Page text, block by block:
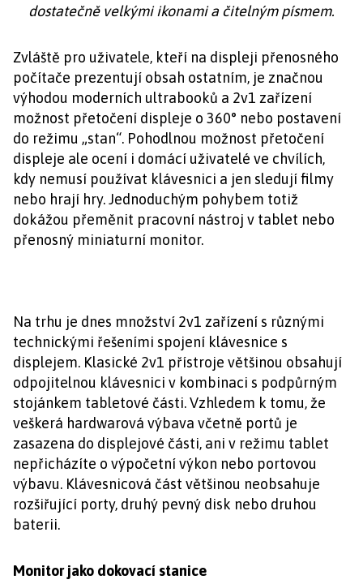
dostatečně velkými ikonami a čitelným písmem.
Zvláště pro uživatele, kteří na displeji přenosného
počítače prezentují obsah ostatním, je značnou
výhodou moderních ultrabooků a 2v1 zařízení
možnost přetočení displeje o 360° nebo postavení
do režimu „stan“. Pohodlnou možnost přetočení
displeje ale ocení i domácí uživatelé ve chvílích,
kdy nemusí používat klávesnici a jen sledují filmy
nebo hrají hry. Jednoduchým pohybem totiž
dokážou přeměnit pracovní nástroj v tablet nebo
přenosný miniaturní monitor.
Na trhu je dnes množství 2v1 zařízení s různými
technickými řešeními spojení klávesnice s
displejem. Klasické 2v1 přístroje většinou obsahují
odpojitelnou klávesnici v kombinaci s podpůrným
stojánkem tabletové části. Vzhledem k tomu, že
veškerá hardwarová výbava včetně portů je
zasazena do displejové části, ani v režimu tablet
nepřicházíte o výpočetní výkon nebo portovou
výbavu. Klávesnicová část většinou neobsahuje
rozšiřující porty, druhý pevný disk nebo druhou
baterii.
Monitor jako dokovací stanice